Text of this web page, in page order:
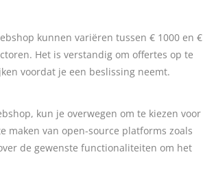
kunnen variëren tussen € 1000 en €
Het is verstandig om offertes op te
voordat je een beslissing neemt.
kun je overwegen om te kiezen voor
maken van open-source platforms zoals
de gewenste functionaliteiten om het